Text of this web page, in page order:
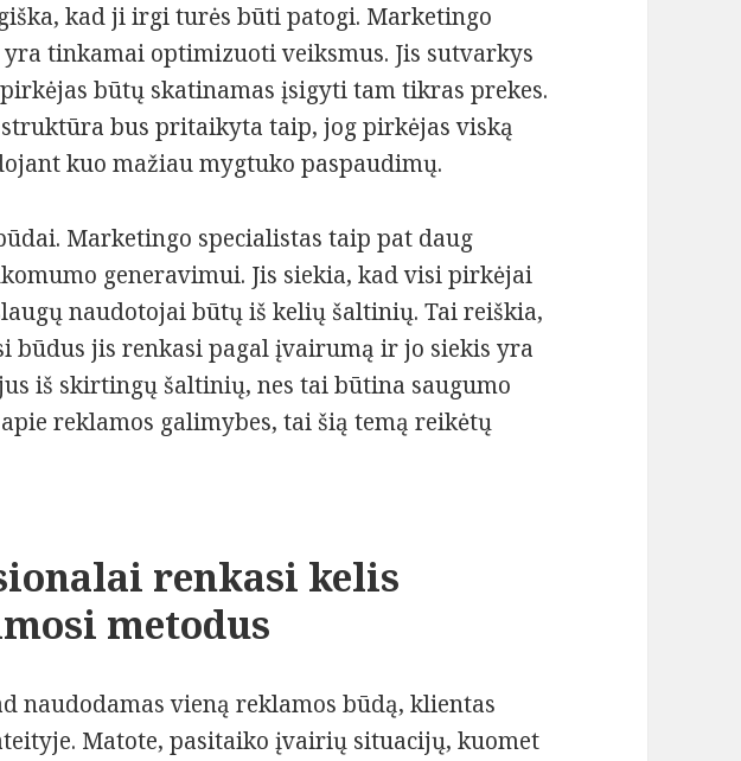
kad ji irgi turės būti patogi. Marketingo
tinkamai optimizuoti veiksmus. Jis sutvarkys
būtų skatinamas įsigyti tam tikras prekes.
bus pritaikyta taip, jog pirkėjas viską
kuo mažiau mygtuko paspaudimų.
Marketingo specialistas taip pat daug
generavimui. Jis siekia, kad visi pirkėjai
naudotojai būtų iš kelių šaltinių. Tai reiškia,
būdus jis renkasi pagal įvairumą ir jo siekis yra
iš skirtingų šaltinių, nes tai būtina saugumo
reklamos galimybes, tai šią temą reikėtų
renkasi kelis
metodus
naudodamas vieną reklamos būdą, klientas
Matote, pasitaiko įvairių situacijų, kuomet